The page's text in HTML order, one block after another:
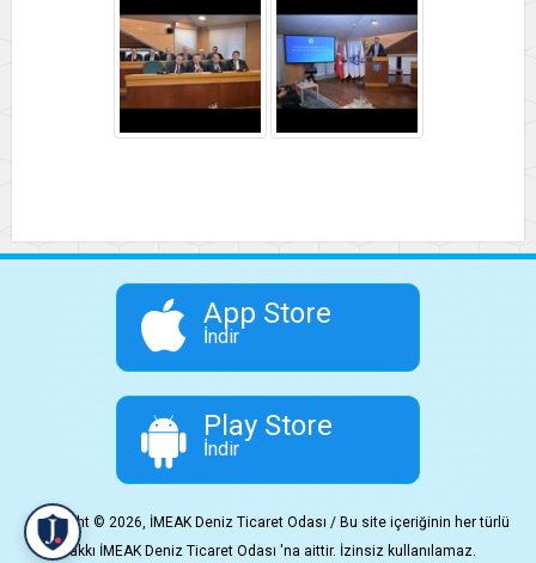
App Store
İndir
Play Store
İndir
Copyright © 2026, İMEAK Deniz Ticaret Odası / Bu site içeriğinin her türlü
hakkı İMEAK Deniz Ticaret Odası 'na aittir. İzinsiz kullanılamaz.